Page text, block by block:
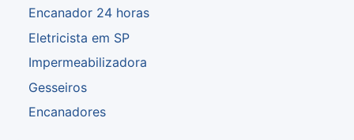
Encanador 24 horas
Eletricista em SP
Impermeabilizadora
Gesseiros
Encanadores